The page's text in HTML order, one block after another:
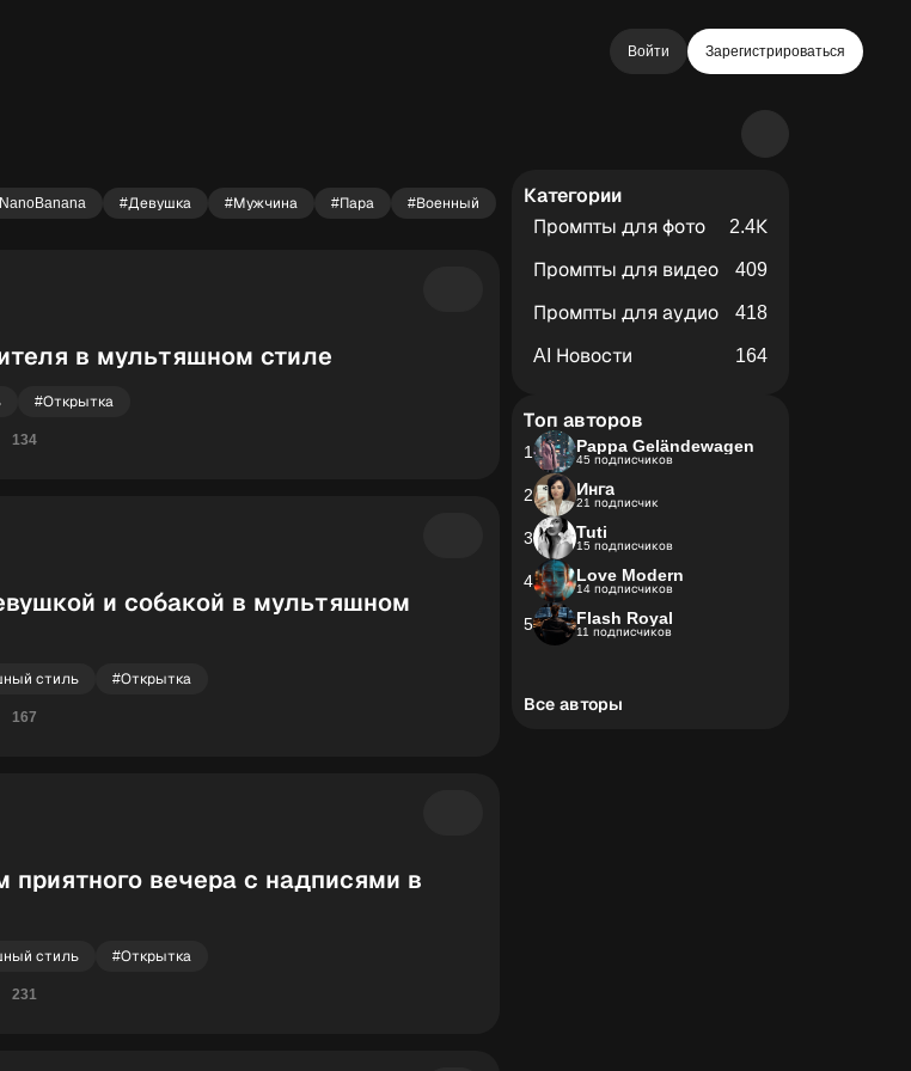
Войти Зарегистрироваться
#Девушка #Мужчина #Пара
#Военный
в мультяшном стиле
#Открытка
134
и собакой в мультяшном
стиль #Открытка
167
вечера с надписями в
стиль #Открытка
231
Категории
Промпты для фото
2.4К
Промпты для видео 409
Промпты для аудио 418
AI Новости 164
Топ авторов
1 Pappa Geländewagen
45 подписчиков
2 Инга
21 подписчик
3 Tuti
15 подписчиков
4 Love Modern
14 подписчиков
5 Flash Royal
11 подписчиков
Все авторы